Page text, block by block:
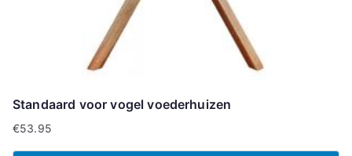
Standaard voor vogel voederhuizen
€53.95